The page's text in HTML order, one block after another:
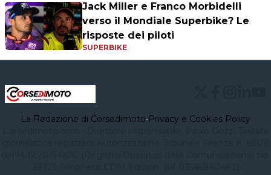
Jack Miller e Franco Morbidelli
verso il Mondiale Superbike? Le
risposte dei piloti
SUPERBIKE
La Redazione di Corsedimoto•Privacy e Cookies Policy